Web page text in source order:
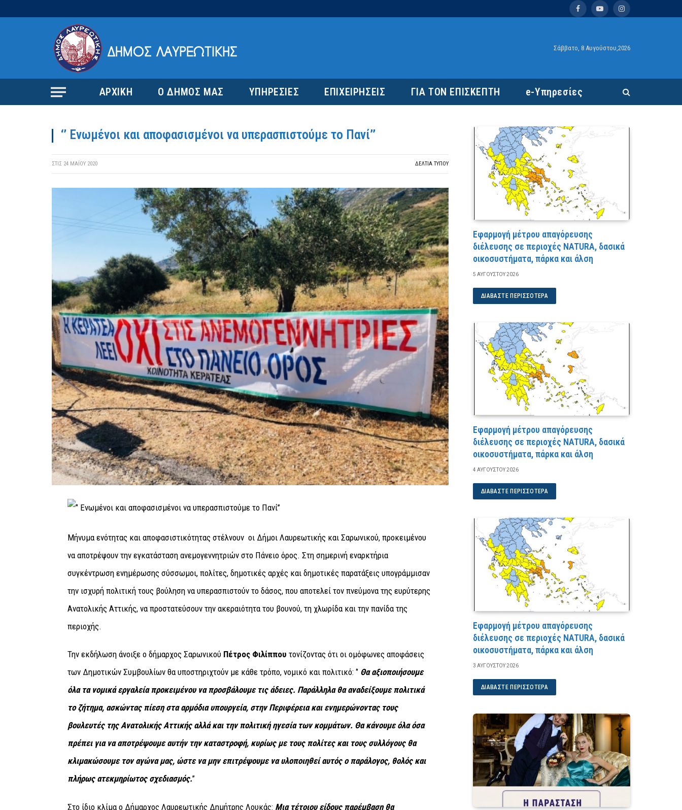
FacebookYouTubeInstagram
Σάββατο, 8 Αυγούστου,2026
ΑΡΧΙΚΗ Ο ΔΗΜΟΣ ΜΑΣ ΥΠΗΡΕΣΙΕΣ ΕΠΙΧΕΙΡΗΣΕΙΣ ΓΙΑ ΤΟΝ ΕΠΙΣΚΕΠΤΗ e-Υπηρεσίες
‘’ Ενωμένοι και αποφασισμένοι να υπερασπιστούμε το Πανί’’
ΣΤΙΣ 24 ΜΑΪ́ΟΥ 2020 ΔΕΛΤΙΑ ΤΥΠΟΥ
Μήνυμα ενότητας και αποφασιστικότητας στέλνουν οι Δήμοι Λαυρεωτικής και Σαρωνικού, προκειμένου
να αποτρέψουν την εγκατάσταση ανεμογεννητριών στο Πάνειο όρος. Στη σημερινή εναρκτήρια
συγκέντρωση ενημέρωσης σύσσωμοι, πολίτες, δημοτικές αρχές και δημοτικές παρατάξεις υπογράμμισαν
την ισχυρή πολιτική τους βούληση να υπερασπιστούν το δάσος, που αποτελεί τον πνεύμονα της ευρύτερης
Ανατολικής Αττικής, να προστατεύσουν την ακεραιότητα του βουνού, τη χλωρίδα και την πανίδα της
περιοχής.
Την εκδήλωση άνοιξε ο δήμαρχος Σαρωνικού Πέτρος Φιλίππου τονίζοντας ότι οι ομόφωνες αποφάσεις
των Δημοτικών Συμβουλίων θα υποστηριχτούν με κάθε τρόπο, νομικό και πολιτικό: ‘’ Θα αξιοποιήσουμε
όλα τα νομικά εργαλεία προκειμένου να προσβάλουμε τις άδειες. Παράλληλα θα αναδείξουμε πολιτικά
το ζήτημα, ασκώντας πίεση στα αρμόδια υπουργεία, στην Περιφέρεια και ενημερώνοντας τους
βουλευτές της Ανατολικής Αττικής αλλά και την πολιτική ηγεσία των κομμάτων. Θα κάνουμε όλα όσα
πρέπει για να αποτρέψουμε αυτήν την καταστροφή, κυρίως με τους πολίτες και τους συλλόγους θα
κλιμακώσουμε τον αγώνα μας, ώστε να μην επιτρέψουμε να υλοποιηθεί αυτός ο παράλογος, θολός και
πλήρως ατεκμηρίωτος σχεδιασμός.’’
Στο ίδιο κλίμα ο Δήμαρχος Λαυρεωτικής Δημήτρης Λουκάς: Mια τέτοιου είδους παρέμβαση θα
Εφαρμογή μέτρου απαγόρευσης
διέλευσης σε περιοχές NATURA, δασικά
οικοσυστήματα, πάρκα και άλση
5 ΑΥΓΟΎΣΤΟΥ 2026
ΔΙΑΒΆΣΤΕ ΠΕΡΙΣΣΌΤΕΡΑ
Εφαρμογή μέτρου απαγόρευσης
διέλευσης σε περιοχές NATURA, δασικά
οικοσυστήματα, πάρκα και άλση
4 ΑΥΓΟΎΣΤΟΥ 2026
ΔΙΑΒΆΣΤΕ ΠΕΡΙΣΣΌΤΕΡΑ
Εφαρμογή μέτρου απαγόρευσης
διέλευσης σε περιοχές NATURA, δασικά
οικοσυστήματα, πάρκα και άλση
3 ΑΥΓΟΎΣΤΟΥ 2026
ΔΙΑΒΆΣΤΕ ΠΕΡΙΣΣΌΤΕΡΑ